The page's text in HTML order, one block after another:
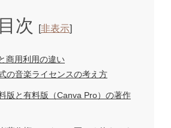
目次 非表示
商用利用の違い
の音楽ライセンスの考え方
版と有料版（Canva Pro）の著作